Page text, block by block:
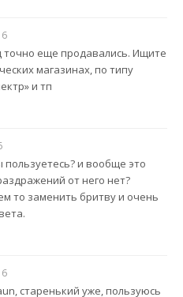
точно еще продавались. Ищите
магазинах, по типу
и тп
и вообще это
от него нет?
то заменить бритву и очень
старенький уже, пользуюсь